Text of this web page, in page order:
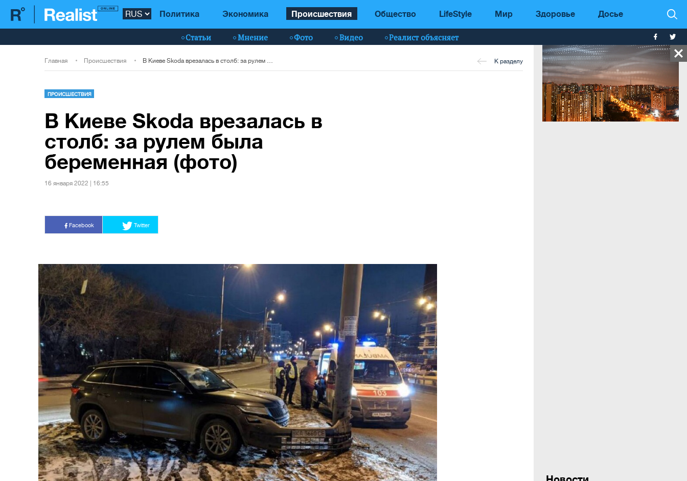
Политика Экономика Происшествия Общество LifeStyle Мир Здоровье Досье
Статьи Мнение Фото Видео Реалист объясняет
Главная Происшествия К разделу
ПРОИСШЕСТВИЯ
В Киеве Skoda врезалась в
столб: за рулем была
беременная (фото)
16 января 2022 | 16:55
Facebook Twitter